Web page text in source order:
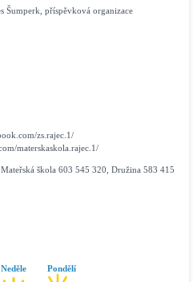
Šumperk, příspěvková organizace
zs.rajec.1/
materskaskola.rajec.1/
škola 603 545 320, Družina 583 415
Neděle Pondělí